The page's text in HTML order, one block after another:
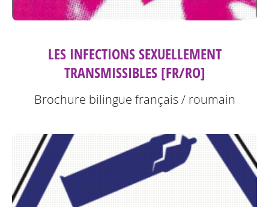
LES INFECTIONS SEXUELLEMENT
TRANSMISSIBLES [FR/RO]
Brochure bilingue français / roumain